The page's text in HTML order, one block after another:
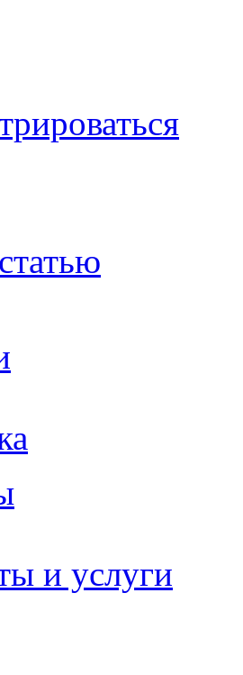
и услуги